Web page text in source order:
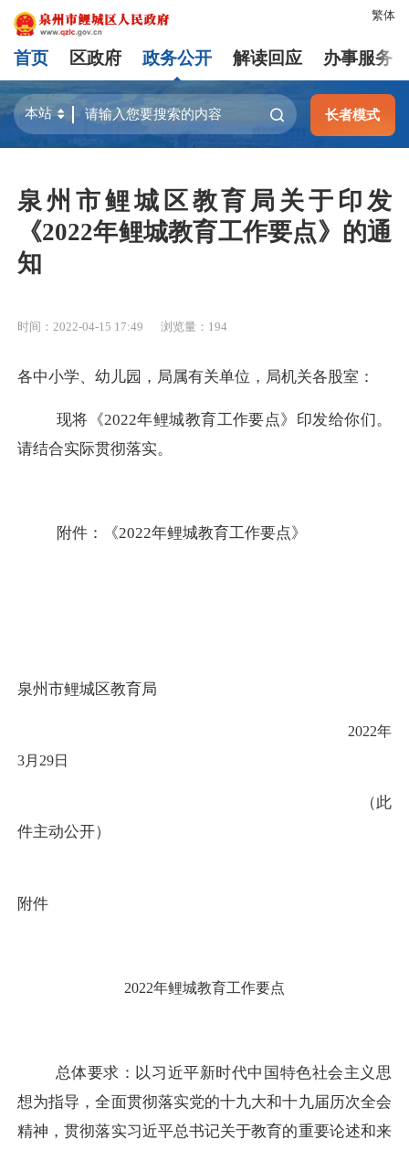
繁体
首页 区政府 政务公开 解读回应 办事服务
长者模式
泉州市鲤城区教育局关于印发
《2022年鲤城教育工作要点》的通
知
时间：2022-04-15 17:49 浏览量： 194
各中小学、幼儿园，局属有关单位，局机关各股室：
现将《2022年鲤城教育工作要点》印发给你们。
请结合实际贯彻落实。
附件：《2022年鲤城教育工作要点》
泉州市鲤城区教育局
2022年
3月29日
（此
件主动公开）
附件
2022年鲤城教育工作要点
总体要求： 以习近平新时代中国特色社会主义思
想为指导，全面贯彻落实党的十九大和十九届历次全会
精神，贯彻落实习近平总书记关于教育的重要论述和来